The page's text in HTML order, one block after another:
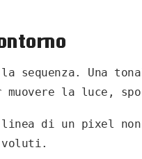
Una
muovere la luce,
di un pixel
voluti.